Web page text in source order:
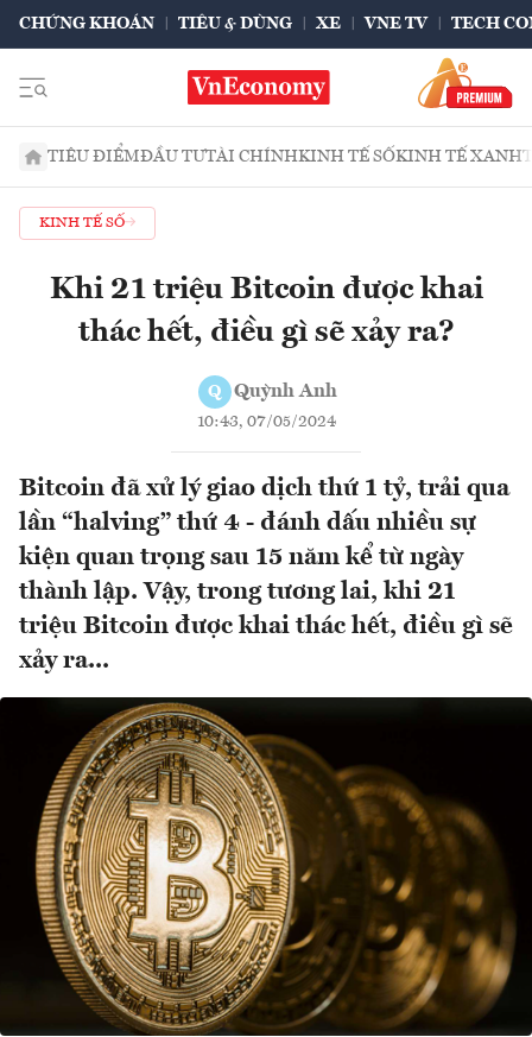
CHỨNG KHOÁN TIÊU & DÙNG XE VNE TV TECH
TIÊU ĐIỂMĐẦU TƯTÀI CHÍNHKINH TẾ SỐKINH TẾ XANH
KINH TẾ SỐ
Khi 21 triệu Bitcoin được khai
thác hết, điều gì sẽ xảy ra?
Q Quỳnh Anh
10:43, 07/05/2024
Bitcoin đã xử lý giao dịch thứ 1 tỷ, trải qua
lần “halving” thứ 4 - đánh dấu nhiều sự
kiện quan trọng sau 15 năm kể từ ngày
thành lập. Vậy, trong tương lai, khi 21
triệu Bitcoin được khai thác hết, điều gì sẽ
xảy ra...